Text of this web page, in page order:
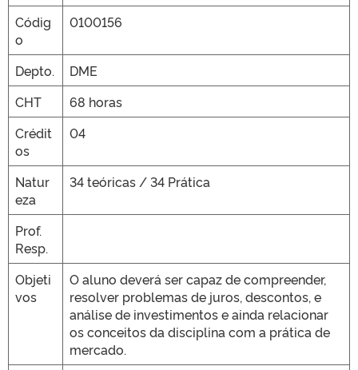
Códig
o
0100156
Depto.
DME
CHT
68 horas
Crédit
os
04
Natur
eza
34 teóricas / 34 Prática
Prof.
Resp.
Objeti
vos
O aluno deverá ser capaz de compreender,
resolver problemas de juros, descontos, e
análise de investimentos e ainda relacionar
os conceitos da disciplina com a prática de
mercado.